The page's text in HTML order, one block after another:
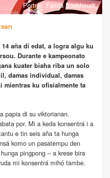
Portrèt: Famia Boekhoudt
aña di edat, a logra algu ku
Durante e kampeonato
kuater biaha riba un solo
damas individual, damas
mientras ku ofisialmente ta
papia di su viktorianan.
por. Mi a keda konsentrá i a
e tin seis aña ta hunga
komo un pasatempu den
pingpong – a krese bira
mi konsentrá mihó tambe.